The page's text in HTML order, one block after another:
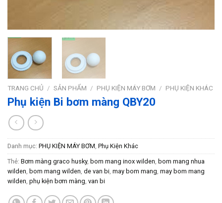
TRANG CHỦ / SẢN PHẨM / PHỤ KIỆN MÁY BƠM / PHỤ KIỆN KHÁC
Phụ kiện Bi bơm màng QBY20
Danh mục: PHỤ KIỆN MÁY BƠM, Phụ Kiện Khác
Thẻ: Bơm màng graco husky, bom mang inox wilden, bom mang nhua
wilden, bom mang wilden, de van bi, may bom mang, may bom mang
wilden, phụ kiện bơm màng, van bi